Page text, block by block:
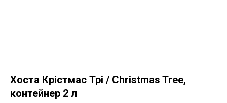
Хоста Крістмас Трі / Christmas Tree,
контейнер 2 л